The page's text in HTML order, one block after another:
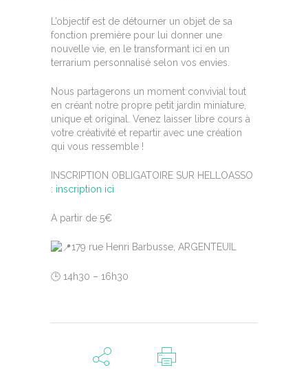
L’objectif est de détourner un objet de sa
fonction première pour lui donner une
nouvelle vie, en le transformant ici en un
terrarium personnalisé selon vos envies.
Nous partagerons un moment convivial tout
en créant notre propre petit jardin miniature,
unique et original. Venez laisser libre cours à
votre créativité et repartir avec une création
qui vous ressemble !
INSCRIPTION OBLIGATOIRE SUR HELLOASSO
: inscription ici
A partir de 5€
179 rue Henri Barbusse, ARGENTEUIL
🕒 14h30 – 16h30